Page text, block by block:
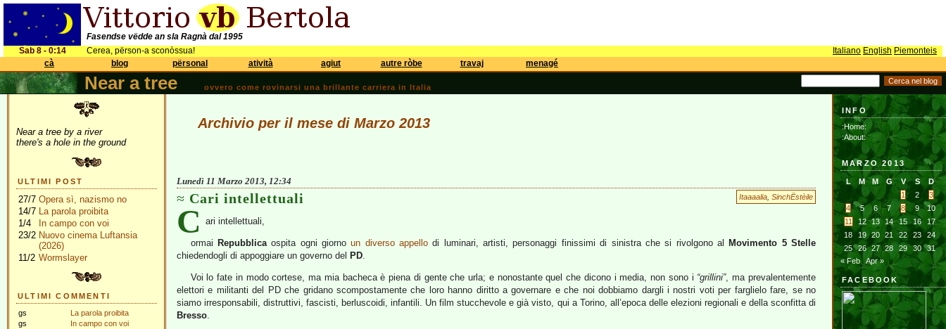
Fasendse vëdde an sla Ragnà dal 1995
Sab 8 - 0:14
Cerea, përson-a sconòssua! Italiano English Piemonteis
cà
blog përsonal atività agiut autre ròbe travaj menagé
Near a tree ovvero come rovinarsi una brillante carriera in Italia
Near a tree by a river
there's a hole in the ground
ULTIMI POST
27/7 Opera sì, nazismo no
14/7 La parola proibita
1/4
In campo con voi
23/2 Nuovo cinema Luftansia
(2026)
11/2 Wormslayer
ULTIMI COMMENTI
gs
La parola proibita
gs
In campo con voi
Archivio per il mese di Marzo 2013
Lunedì 11 Marzo 2013, 12:34
Itaaaalia SinchËstèile
Cari intellettuali
C ari intellettuali,
ormai Repubblicaospita ogni giornoun diverso appello di luminari, artisti, personaggi finissimi di sinistra che si rivolgono al
Movimento 5 Stelle
chiedendogli di appoggiare un governo del PD.
Voi lo fate in modo cortese, ma mia bacheca è piena di gente che urla; e nonostante quel che dicono i media, non sono i “grillini”, ma prevalentemente
elettori e militanti del PD che gridano scompostamente che loro hanno diritto a governare e che noi dobbiamo dargli i nostri voti per farglielo fare, se no
siamo irresponsabili, distruttivi, fascisti, berluscoidi, infantili. Un film stucchevole e già visto, qui a Torino, all’epoca delle elezioni regionali e della sconfitta di
Bresso.
INFO
:Home:
:About:
MARZO 2013
L M M G V S
D
1
2
3
4
5 6 7 8 9
10
11
12 13 14 15 16
17
18
19 20 21 22 23
24
25
26 27 28 29 30
31
« Feb
Apr »
FACEBOOK